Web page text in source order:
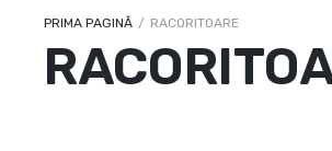
PRIMA PAGINĂ / RACORITOARE